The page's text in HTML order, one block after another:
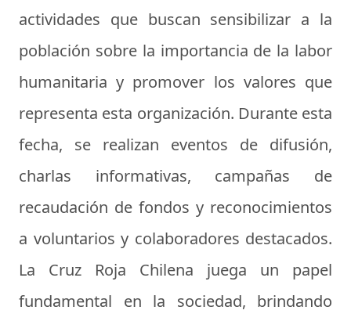
actividades que buscan sensibilizar a la
población sobre la importancia de la labor
humanitaria y promover los valores que
representa esta organización. Durante esta
fecha, se realizan eventos de difusión,
charlas informativas, campañas de
recaudación de fondos y reconocimientos
a voluntarios y colaboradores destacados.
La Cruz Roja Chilena juega un papel
fundamental en la sociedad, brindando